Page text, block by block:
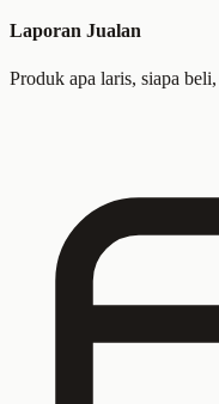
Laporan Jualan
Produk apa laris, siapa